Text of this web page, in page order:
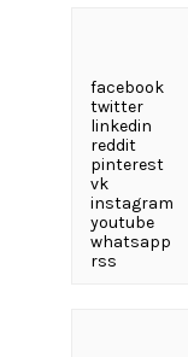
facebook
twitter
linkedin
reddit
pinterest
vk
instagram
youtube
whatsapp
rss